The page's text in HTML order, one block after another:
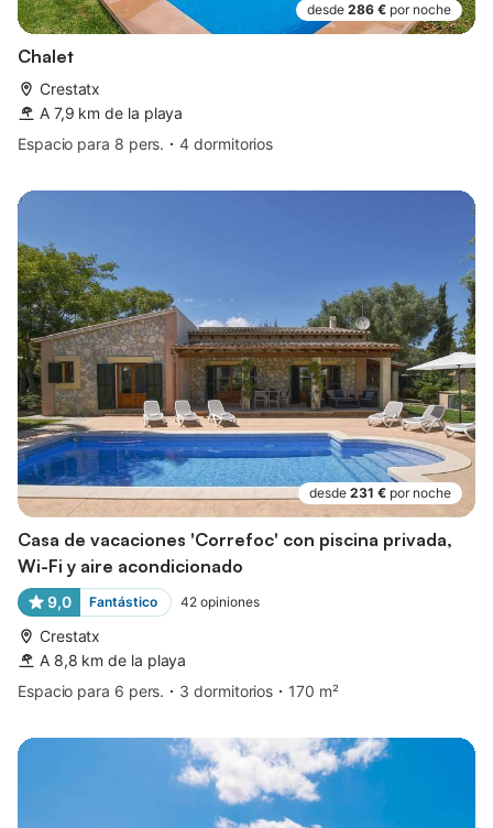
desde 286 € por noche
Chalet
Crestatx
A 7,9 km de la playa
Espacio para 8 pers.
4 dormitorios
desde 231 € por noche
Casa de vacaciones 'Correfoc' con piscina privada,
Wi-Fi y aire acondicionado
9,0 Fantástico 42 opiniones
Crestatx
A 8,8 km de la playa
Espacio para 6 pers.
3 dormitorios 170 m²